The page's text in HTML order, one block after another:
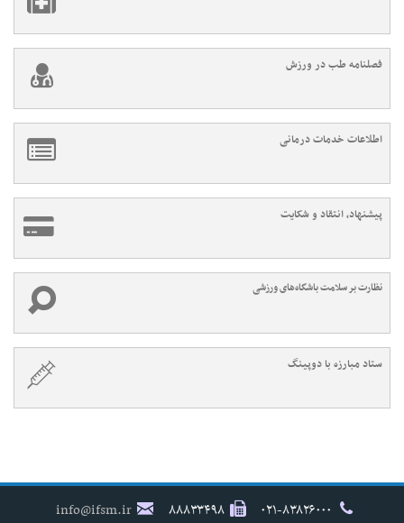
فصلنامه طب در ورزش
اطلاعات خدمات درمانی
پیشنهاد، انتقاد و شکایت
نظارت بر سلامت باشگاه‌های ورزشی
ستاد مبارزه با دوپینگ
۸۸۸۳۳۴۹۸ info@ifsm.ir